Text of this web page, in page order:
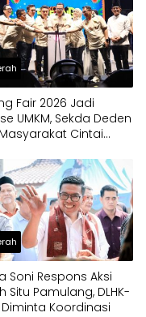
Fair 2026 Jadi
UMKM, Sekda Deden
Cintai
Soni Respons Aksi
Situ Pamulang, DLHK-
Diminta Koordinasi